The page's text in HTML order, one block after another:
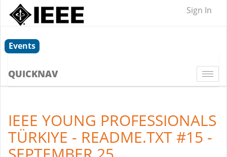
Sign In
Events
QUICKNAV
IEEE YOUNG PROFESSIONALS
TÜRKIYE - README.TXT #15 -